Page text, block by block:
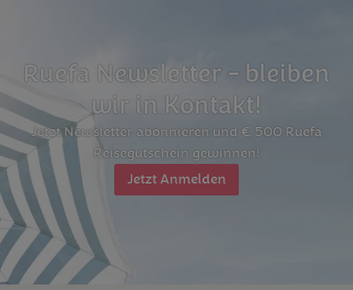
Ruefa Newsletter - bleiben
wir in Kontakt!
Jetzt Newsletter abonnieren und € 500 Ruefa
Reisegutschein gewinnen!
Jetzt Anmelden